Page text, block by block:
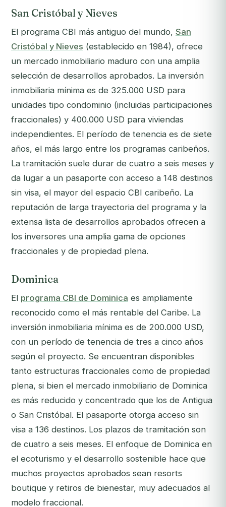
San Cristóbal y Nieves
El programa CBI más antiguo del mundo, San
Cristóbal y Nieves (establecido en 1984), ofrece
un mercado inmobiliario maduro con una amplia
selección de desarrollos aprobados. La inversión
inmobiliaria mínima es de 325.000 USD para
unidades tipo condominio (incluidas participaciones
fraccionales) y 400.000 USD para viviendas
independientes. El período de tenencia es de siete
años, el más largo entre los programas caribeños.
La tramitación suele durar de cuatro a seis meses y
da lugar a un pasaporte con acceso a 148 destinos
sin visa, el mayor del espacio CBI caribeño. La
reputación de larga trayectoria del programa y la
extensa lista de desarrollos aprobados ofrecen a
los inversores una amplia gama de opciones
fraccionales y de propiedad plena.
Dominica
El programa CBI de Dominica es ampliamente
reconocido como el más rentable del Caribe. La
inversión inmobiliaria mínima es de 200.000 USD,
con un período de tenencia de tres a cinco años
según el proyecto. Se encuentran disponibles
tanto estructuras fraccionales como de propiedad
plena, si bien el mercado inmobiliario de Dominica
es más reducido y concentrado que los de Antigua
o San Cristóbal. El pasaporte otorga acceso sin
visa a 136 destinos. Los plazos de tramitación son
de cuatro a seis meses. El enfoque de Dominica en
el ecoturismo y el desarrollo sostenible hace que
muchos proyectos aprobados sean resorts
boutique y retiros de bienestar, muy adecuados al
modelo fraccional.